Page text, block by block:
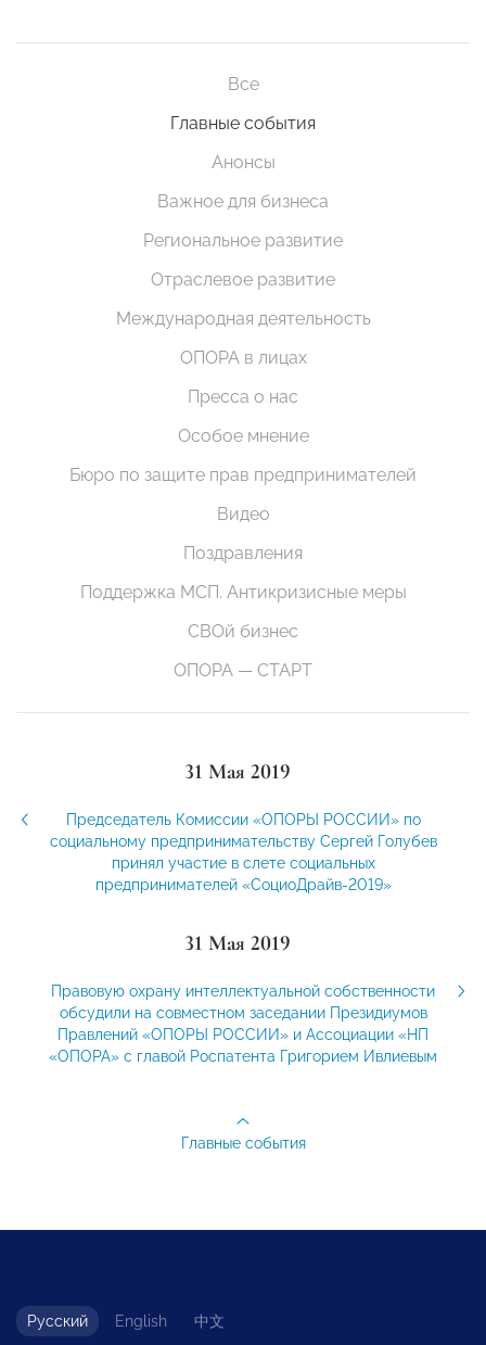
Все
Главные события
Анонсы
Важное для бизнеса
Региональное развитие
Отраслевое развитие
Международная деятельность
ОПОРА в лицах
Пресса о нас
Особое мнение
Бюро по защите прав предпринимателей
Видео
Поздравления
Поддержка МСП. Антикризисные меры
СВОй бизнес
ОПОРА — СТАРТ
31 Мая 2019
Председатель Комиссии «ОПОРЫ РОССИИ» по
социальному предпринимательству Сергей Голубев
принял участие в слете социальных
предпринимателей «СоциоДрайв-2019»
31 Мая 2019
Правовую охрану интеллектуальной собственности
обсудили на совместном заседании Президиумов
Правлений «ОПОРЫ РОССИИ» и Ассоциации «НП
«ОПОРА» с главой Роспатента Григорием Ивлиевым
Главные события
Русский English 中文